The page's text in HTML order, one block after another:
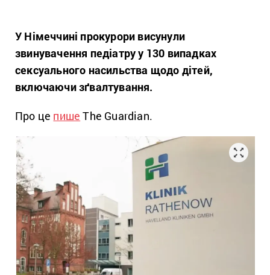
У Німеччині прокурори висунули
звинувачення педіатру у 130 випадках
сексуального насильства щодо дітей,
включаючи зґвалтування.
Про це пише The Guardian.